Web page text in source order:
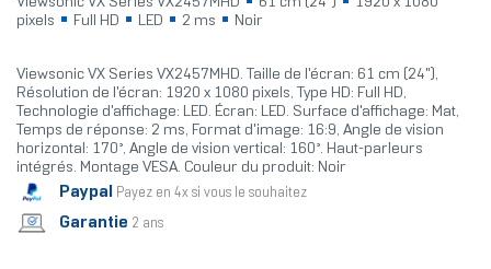
Viewsonic VX Series VX2457MHD 61 cm (24")
1920 x 1080
pixels
Full HD LED 2 ms Noir
Viewsonic VX Series VX2457MHD. Taille de l'écran: 61 cm (24"),
Résolution de l'écran: 1920 x 1080 pixels, Type HD: Full HD,
Technologie d'affichage: LED. Écran: LED. Surface d'affichage: Mat,
Temps de réponse: 2 ms, Format d'image: 16:9, Angle de vision
horizontal: 170°, Angle de vision vertical: 160°. Haut-parleurs
intégrés. Montage VESA. Couleur du produit: Noir
Paypal Payez en 4x si vous le souhaitez
Garantie 2 ans